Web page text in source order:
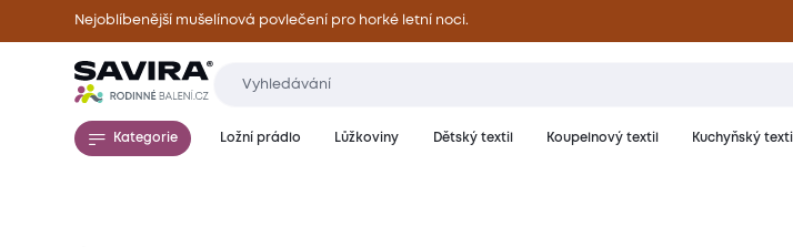
Nejoblíbenější mušelínová povlečení pro horké letní noci.
Kategorie Ložní prádlo Lůžkoviny Dětský textil Koupelnový textil Kuchyňský textil